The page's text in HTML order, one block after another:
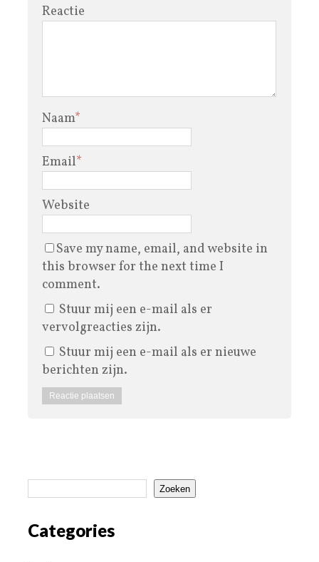
Reactie
Naam*
Email*
Website
Save my name, email, and website in
this browser for the next time I
comment.
Stuur mij een e-mail als er
vervolgreacties zijn.
Stuur mij een e-mail als er nieuwe
berichten zijn.
Zoeken
Categories